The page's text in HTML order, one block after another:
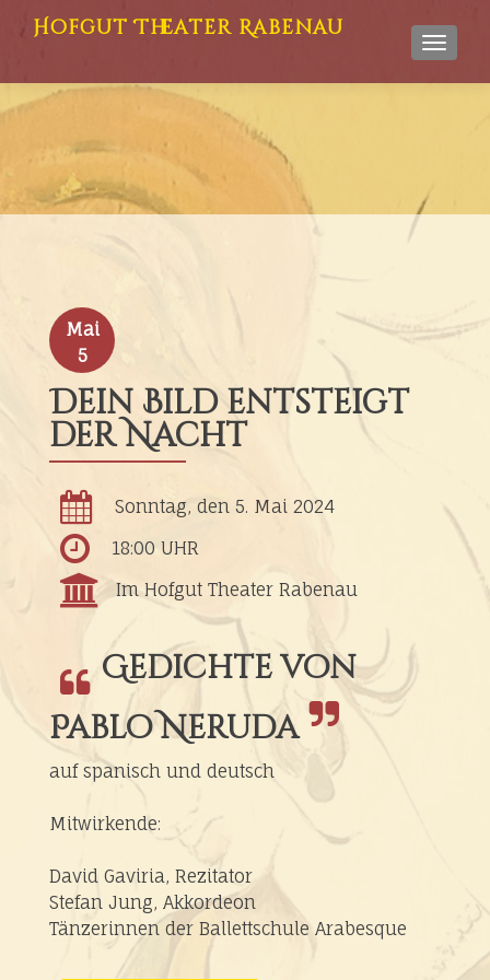
Hofgut Theater Rabenau
Mai
5
Dein Bild entsteigt
der Nacht
Sonntag, den 5. Mai 2024
18:00 UHR
Im Hofgut Theater Rabenau
Gedichte von
Pablo Neruda
auf spanisch und deutsch
Mitwirkende:
David Gaviria, Rezitator
Stefan Jung, Akkordeon
Tänzerinnen der Ballettschule Arabesque